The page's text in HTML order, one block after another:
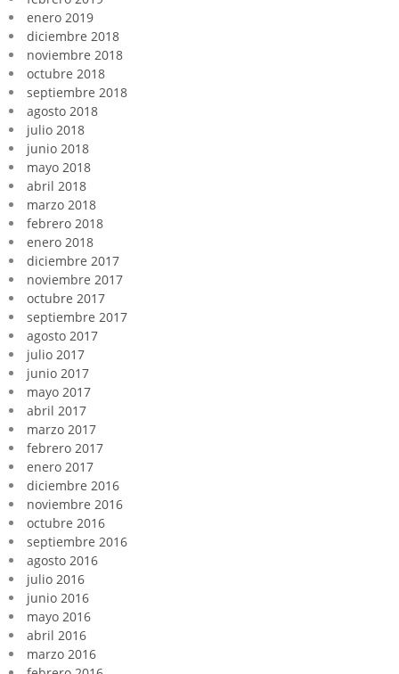
enero 2019
diciembre 2018
noviembre 2018
octubre 2018
septiembre 2018
agosto 2018
julio 2018
junio 2018
mayo 2018
abril 2018
marzo 2018
febrero 2018
enero 2018
diciembre 2017
noviembre 2017
octubre 2017
septiembre 2017
agosto 2017
julio 2017
junio 2017
mayo 2017
abril 2017
marzo 2017
febrero 2017
enero 2017
diciembre 2016
noviembre 2016
octubre 2016
septiembre 2016
agosto 2016
julio 2016
junio 2016
mayo 2016
abril 2016
marzo 2016